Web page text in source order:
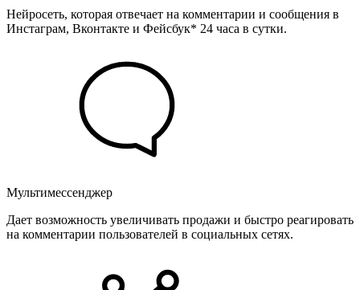
Нейросеть, которая отвечает на комментарии и сообщения в
Инстаграм, Вконтакте и Фейсбук* 24 часа в сутки.
Мультимессенджер
Дает возможность увеличивать продажи и быстро реагировать
на комментарии пользователей в социальных сетях.